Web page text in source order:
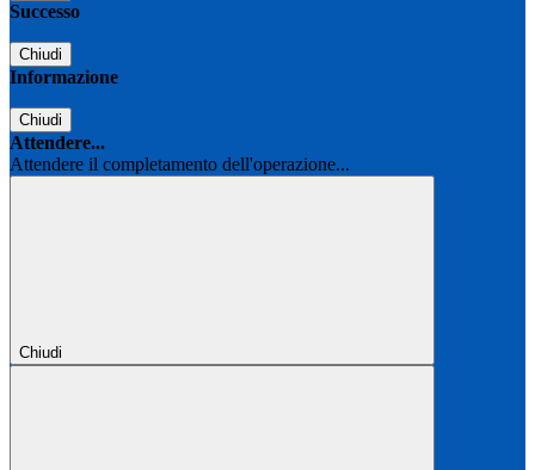
Successo
Chiudi
Informazione
Chiudi
Attendere...
Attendere il completamento dell'operazione...
Chiudi